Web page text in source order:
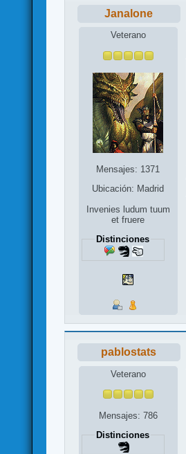
Janalone
Veterano
Mensajes: 1371
Ubicación: Madrid
Invenies ludum tuum
et fruere
Distinciones
pablostats
Veterano
Mensajes: 786
Distinciones